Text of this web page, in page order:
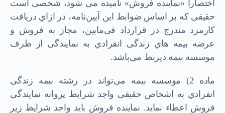
اﺧﺘﺼﺎراً «ﻧﻤﺎﯾﻨﺪه ﻓﺮوش» ﻧﺎﻣﯿﺪه ﻣﯽ ﺷﻮد، ﺷﺨﺼﯽ اﺳﺖ
ﺣﻘﯿﻘﯽ ﮐﻪ ﺑﺮ اﺳﺎس ﺿﻮاﺑﻂ اﯾﻦ آﯾﯿﻦﻧﺎﻣﻪ، در ازاي درﯾﺎﻓﺖ
ﮐﺎرﻣﺰد ﻣﻨﺪرج در ﻗﺮارداد ﻓﯽﻣﺎﺑﯿﻦ، ﻣﺠﺎز ﺑﻪ ﻓﺮوش و
ﻋﺮﺿﻪ ﺑﯿﻤﻪ ﻫﺎي زﻧﺪﮔﯽ اﻧﻔﺮادي ﺑﻪ ﻧﻤﺎﯾﻨﺪﮔﯽ از ﻃﺮف
ﻣﻮﺳﺴﻪ ﺑﯿﻤﻪ ذﯾﺮﺑﻂ ﻣﯽﺑﺎﺷﺪ.
ﻣﺎده 2) ﻣﻮﺳﺴﻪ ﺑﯿﻤﻪ ﻣﯽﺗﻮاﻧﺪ در رﺷﺘﻪ ﺑﯿﻤﻪ زﻧﺪﮔﯽ
اﻧﻔﺮادي ﺑﻪ اﺷﺨﺎص ﺣﻘﯿﻘﯽ واﺟﺪ ﺷﺮاﯾﻂ ﭘﺮواﻧﻪ ﻧﻤﺎﯾﻨﺪﮔﯽ
ﻓﺮوش اﻋﻄﺎء ﻧﻤﺎﯾﺪ. ﻧﻤﺎﯾﻨﺪه ﻓﺮوش ﺑﺎﯾﺪ واﺟﺪ ﺷﺮاﯾﻂ زﯾﺮ